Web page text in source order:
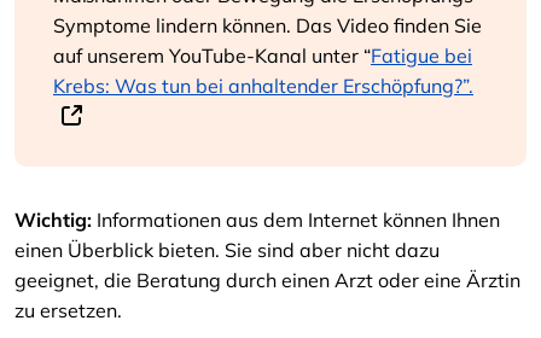
Symptome lindern können. Das Video finden Sie
auf unserem YouTube-Kanal unter “Fatigue bei
Krebs: Was tun bei anhaltender Erschöpfung?”.
Wichtig: Informationen aus dem Internet können Ihnen
einen Überblick bieten. Sie sind aber nicht dazu
geeignet, die Beratung durch einen Arzt oder eine Ärztin
zu ersetzen.